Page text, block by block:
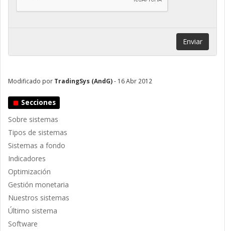
Enviar
Modificado por TradingSys (AndG)- 16 Abr 2012
Secciones
Sobre sistemas
Tipos de sistemas
Sistemas a fondo
Indicadores
Optimización
Gestión monetaria
Nuestros sistemas
Último sistema
Software